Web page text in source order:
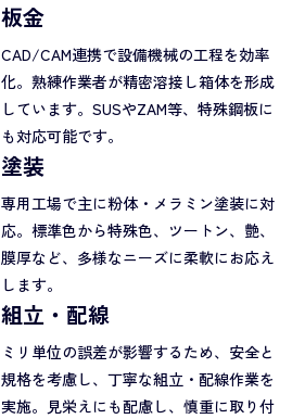
板金
CAD/CAM連携で設備機械の工程を効率
化。熟練作業者が精密溶接し箱体を形成
しています。SUSやZAM等、特殊鋼板に
も対応可能です。
塗装
専用工場で主に粉体・メラミン塗装に対
応。標準色から特殊色、ツートン、艶、
膜厚など、多様なニーズに柔軟にお応え
します。
組立・配線
ミリ単位の誤差が影響するため、安全と
規格を考慮し、丁寧な組立・配線作業を
実施。見栄えにも配慮し、慎重に取り付